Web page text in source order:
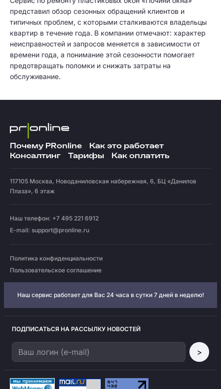
представил обзор сезонных обращений клиентов и
типичных проблем, с которыми сталкиваются владельцы
квартир в течение года. В компании отмечают: характер
неисправностей и запросов меняется в зависимости от
времени года, а понимание этой сезонности помогает
предотвращать поломки и снижать затраты на
обслуживание.
Почему PRonline
Как это работает
Консалтинг
Тарифы Как оплатить
117105 Москва, Новоданиловская набережная, 6, БЦ «Данилов
Плаза», 6 этаж
Наш телефон: +7 495 221 6912
E-mail: support@pronline.ru
Политика конфиденциальности
Пользовательское соглашение
Наш сервис работает для Вас 24 часа в сутки 7 дней в неделю!
ПОДПИСАТЬСЯ НА РАССЫЛКУ НОВОСТЕЙ